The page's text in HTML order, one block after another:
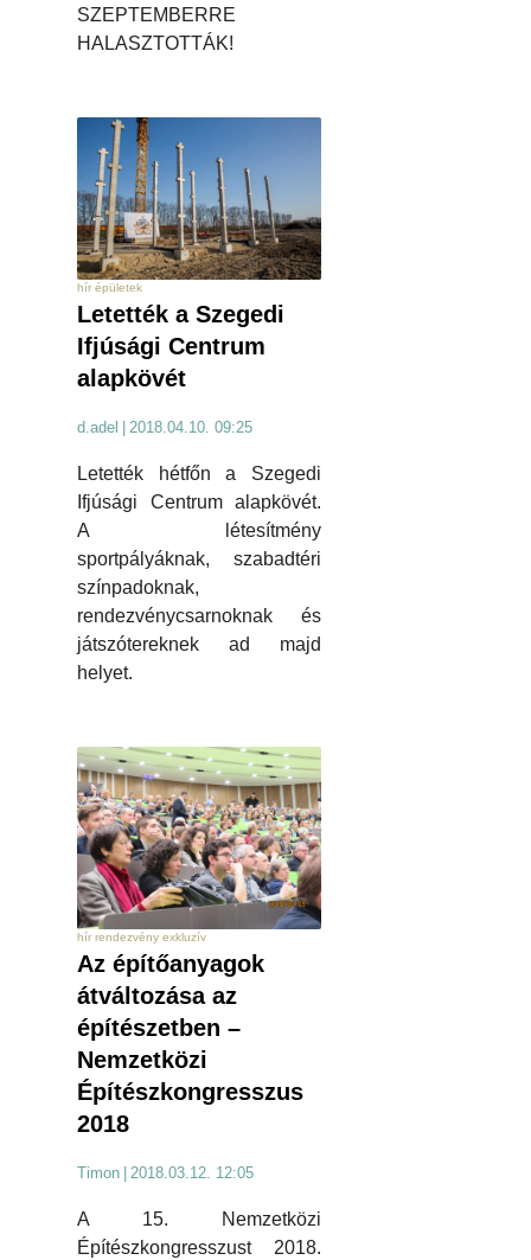
SZEPTEMBERRE
HALASZTOTTÁK!
hír épületek
Letették a Szegedi
Ifjúsági Centrum
alapkövét
d.adel | 2018.04.10. 09:25
Letették hétfőn a Szegedi
Ifjúsági Centrum alapkövét.
A létesítmény
sportpályáknak, szabadtéri
színpadoknak,
rendezvénycsarnoknak és
játszótereknek ad majd
helyet.
hír rendezvény exkluzív
Az építőanyagok
átváltozása az
építészetben –
Nemzetközi
Építészkongresszus
2018
Timon 2018.03.12. 12:05
A 15. Nemzetközi
Építészkongresszust 2018.